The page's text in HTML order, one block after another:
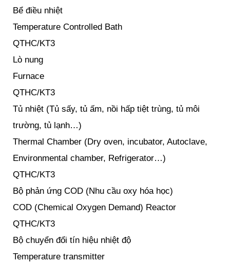
Bể điều nhiệt
Temperature Controlled Bath
QTHC/KT3
Lò nung
Furnace
QTHC/KT3
Tủ nhiệt (Tủ sấy, tủ ấm, nồi hấp tiệt trùng, tủ môi
trường, tủ lạnh…)
Thermal Chamber (Dry oven, incubator, Autoclave,
Environmental chamber, Refrigerator…)
QTHC/KT3
Bộ phản ứng COD (Nhu cầu oxy hóa học)
COD (Chemical Oxygen Demand) Reactor
QTHC/KT3
Bộ chuyển đổi tín hiệu nhiệt độ
Temperature transmitter